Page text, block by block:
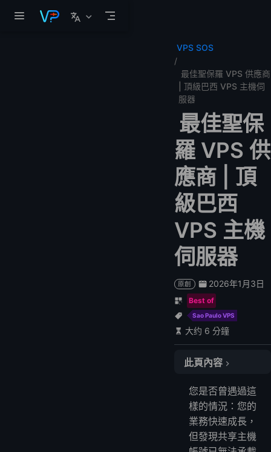
跳至主要內容
VPS SOS
最佳聖保羅 VPS 供應商
| 頂級巴西 VPS 主機伺
服器
最佳聖保
羅 VPS 供
應商 | 頂
級巴西
VPS 主機
伺服器
原創 2026年1月3日
Best of
Sao Paulo VPS
大约 6 分鐘
此頁內容
巴西 VPS 伺服器：最大化掌控作業系統配置
結論
常見問題
您是否曾遇過這
樣的情況：您的
業務快速成長，
但發現共享主機